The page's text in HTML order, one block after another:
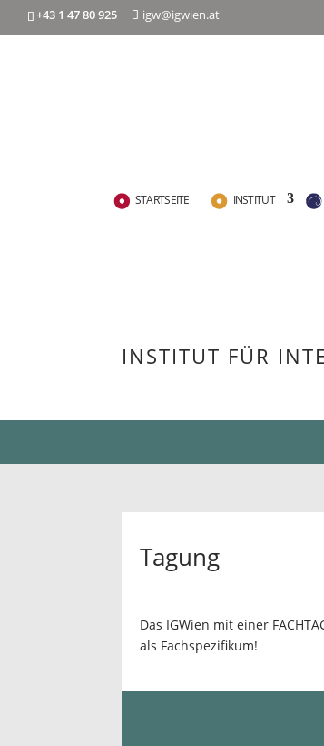
+43 1 47 80 925 igw@igwien.at
STARTSEITE INSTITUT
INSTITUT FÜR
Tagung
Das IGWien mit einer
als Fachspezifikum!